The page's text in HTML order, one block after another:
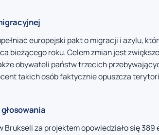
europejski pakt o migracji i azylu,
bieżącego roku. Celem zmian jest
obywateli państw trzecich
takich osób faktycznie opuszcza
Brukseli za projektem opowiedziało się